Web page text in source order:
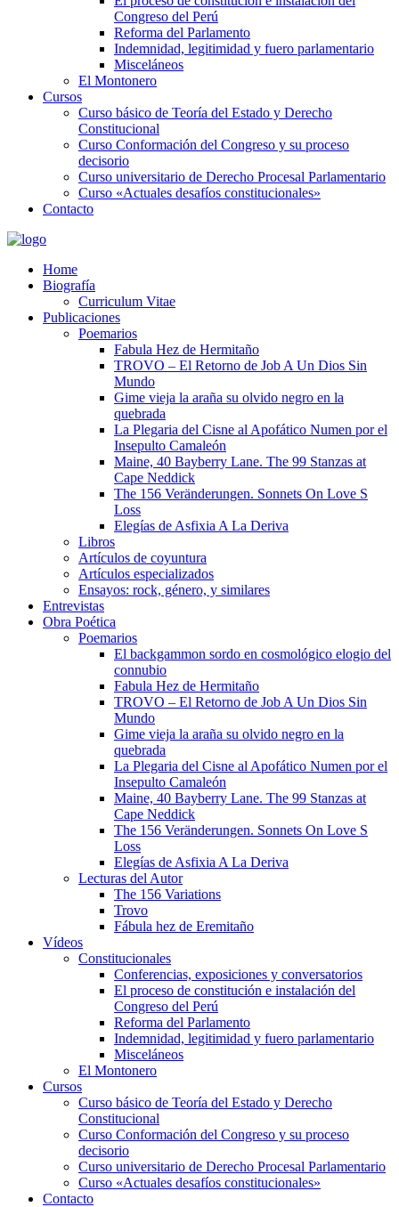
Congreso del Perú
Reforma del Parlamento
Indemnidad, legitimidad y fuero parlamentario
Misceláneos
El Montonero
Cursos
Curso básico de Teoría del Estado y Derecho
Constitucional
Curso Conformación del Congreso y su proceso
decisorio
Curso universitario de Derecho Procesal Parlamentario
Curso «Actuales desafíos constitucionales»
Contacto
Home
Biografía
Curriculum Vitae​
Publicaciones
Poemarios
Fabula Hez de Hermitaño
TROVO – El Retorno de Job A Un Dios Sin
Mundo
Gime vieja la araña su olvido negro en la
quebrada
La Plegaria del Cisne al Apofático Numen por el
Insepulto Camaleón
Maine, 40 Bayberry Lane. The 99 Stanzas at
Cape Neddick
The 156 Veränderungen. Sonnets On Love S
Loss
Elegías de Asfixia A La Deriva
Libros
Artículos de coyuntura
Artículos especializados
Ensayos: rock, género, y similares
Entrevistas
Obra Poética
Poemarios
El backgammon sordo en cosmológico elogio del
connubio
Fabula Hez de Hermitaño
TROVO – El Retorno de Job A Un Dios Sin
Mundo
Gime vieja la araña su olvido negro en la
quebrada
La Plegaria del Cisne al Apofático Numen por el
Insepulto Camaleón
Maine, 40 Bayberry Lane. The 99 Stanzas at
Cape Neddick
The 156 Veränderungen. Sonnets On Love S
Loss
Elegías de Asfixia A La Deriva
Lecturas del Autor
The 156 Variations
Trovo
Fábula hez de Eremitaño
Vídeos
Constitucionales
Conferencias, exposiciones y conversatorios
El proceso de constitución e instalación del
Congreso del Perú
Reforma del Parlamento
Indemnidad, legitimidad y fuero parlamentario
Misceláneos
El Montonero
Cursos
Curso básico de Teoría del Estado y Derecho
Constitucional
Curso Conformación del Congreso y su proceso
decisorio
Curso universitario de Derecho Procesal Parlamentario
Curso «Actuales desafíos constitucionales»
Contacto